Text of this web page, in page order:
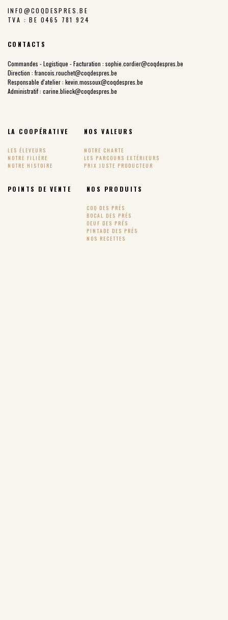
INFO@COQDESPRES.BE
TVA : BE 0465 781 924
CONTACTS
Commandes - Logistique - Facturation : sophie.cordier@coqdespres.be
Direction : francois.rouchet@coqdespres.be
Responsable d'atelier : kevin.mossoux@coqdespres.be
Administratif : carine.blieck@coqdespres.be
LA COOPÉRATIVE
LES ÉLEVEURS
NOTRE FILIÈRE
NOTRE HISTOIRE
NOS VALEURS
NOTRE CHARTE
LES PARCOURS EXTÉRIEURS
PRIX JUSTE PRODUCTEUR
POINTS DE VENTE NOS PRODUITS
COQ DES PRÉS
BOCAL DES PRÉS
OEUF DES PRÉS
PINTADE DES PRÉS
NOS RECETTES